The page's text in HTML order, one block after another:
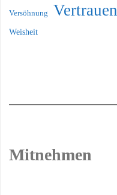
Versöhnung Vertrauen
Weisheit
Mitnehmen